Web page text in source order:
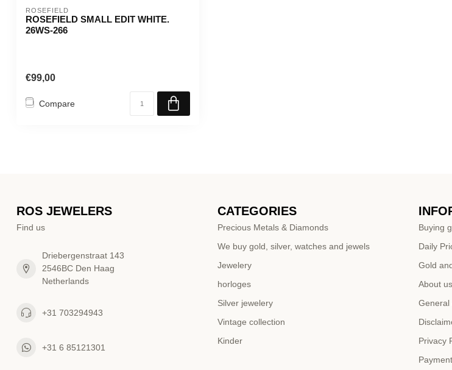
ROSEFIELD
ROSEFIELD SMALL EDIT WHITE.
26WS-266
€99,00
Compare
ROS JEWELERS
Find us
Driebergenstraat 143
2546BC Den Haag
Netherlands
+31 703294943
+31 6 85121301
CATEGORIES
Precious Metals & Diamonds
We buy gold, silver, watches and jewels
Jewelery
horloges
Silver jewelery
Vintage collection
Kinder
Buying
Daily
Gold
About us
General
Privacy